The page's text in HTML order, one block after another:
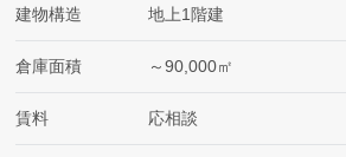
建物構造 地上1階建
倉庫面積 ～90,000㎡
賃料 応相談